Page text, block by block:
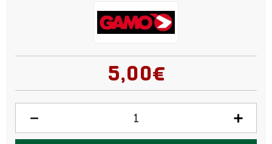
5,00€